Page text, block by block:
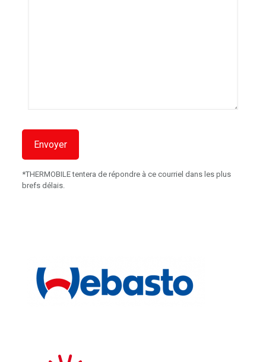
*THERMOBILE tentera de répondre à ce courriel dans les plus
brefs délais.